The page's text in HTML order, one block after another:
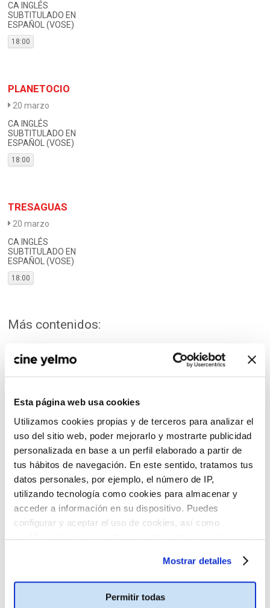
Esta página web usa cookies
Utilizamos cookies propias y de terceros para analizar el
uso del sitio web, poder mejorarlo y mostrarte publicidad
personalizada en base a un perfil elaborado a partir de
tus hábitos de navegación. En este sentido, tratamos tus
datos personales, por ejemplo, el número de IP,
utilizando tecnología como cookies para almacenar y
acceder a información en su dispositivo. Puedes
configurar y aceptar el uso de cookies, así como
modificar tus opciones de consentimiento en cualquier
Mostrar detalles
Permitir todas
CA INGLÉS
SUBTITULADO EN
ESPAÑOL (VOSE)
18:00
PLANETOCIO
20 marzo
CA INGLÉS
SUBTITULADO EN
ESPAÑOL (VOSE)
18:00
TRESAGUAS
20 marzo
CA INGLÉS
SUBTITULADO EN
ESPAÑOL (VOSE)
18:00
Más contenidos: